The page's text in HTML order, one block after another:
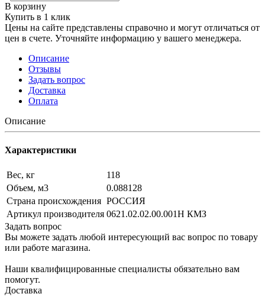
В корзину
Купить в 1 клик
Цены на сайте представлены справочно и могут отличаться от
цен в счете. Уточняйте информацию у вашего менеджера.
Описание
Отзывы
Задать вопрос
Доставка
Оплата
Описание
Характеристики
Вес, кг
118
Объем, м3
0.088128
Страна происхождения РОССИЯ
Артикул производителя 0621.02.02.00.001Н КМЗ
Задать вопрос
Вы можете задать любой интересующий вас вопрос по товару
или работе магазина.
Наши квалифицированные специалисты обязательно вам
помогут.
Доставка